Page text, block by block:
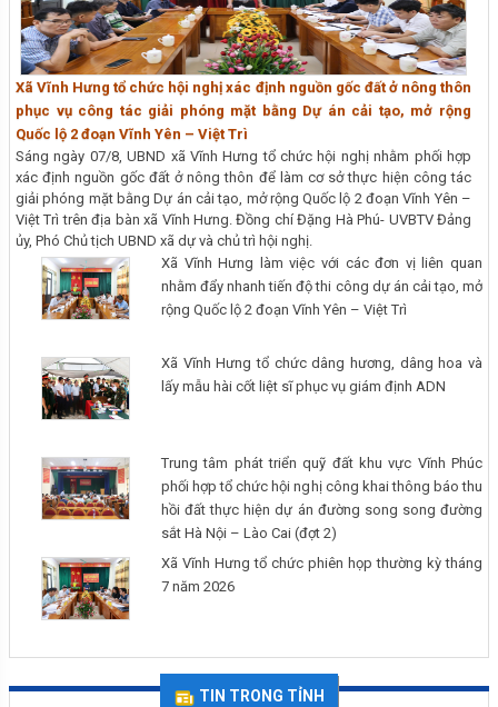
Xã Vĩnh Hưng tổ chức hội nghị xác định nguồn gốc đất ở nông thôn
phục vụ công tác giải phóng mặt bằng Dự án cải tạo, mở rộng
Quốc lộ 2 đoạn Vĩnh Yên – Việt Trì
Sáng ngày 07/8, UBND xã Vĩnh Hưng tổ chức hội nghị nhằm phối hợp
xác định nguồn gốc đất ở nông thôn để làm cơ sở thực hiện công tác
giải phóng mặt bằng Dự án cải tạo, mở rộng Quốc lộ 2 đoạn Vĩnh Yên –
Việt Trì trên địa bàn xã Vĩnh Hưng. Đồng chí Đặng Hà Phú- UVBTV Đảng
ủy, Phó Chủ tịch UBND xã dự và chủ trì hội nghị.
Xã Vĩnh Hưng làm việc với các đơn vị liên quan
nhằm đẩy nhanh tiến độ thi công dự án cải tạo, mở
rộng Quốc lộ 2 đoạn Vĩnh Yên – Việt Trì
Xã Vĩnh Hưng tổ chức dâng hương, dâng hoa và
lấy mẫu hài cốt liệt sĩ phục vụ giám định ADN
Trung tâm phát triển quỹ đất khu vực Vĩnh Phúc
phối hợp tổ chức hội nghị công khai thông báo thu
hồi đất thực hiện dự án đường song song đường
sắt Hà Nội – Lào Cai (đợt 2)
Xã Vĩnh Hưng tổ chức phiên họp thường kỳ tháng
7 năm 2026
TIN TRONG TỈNH